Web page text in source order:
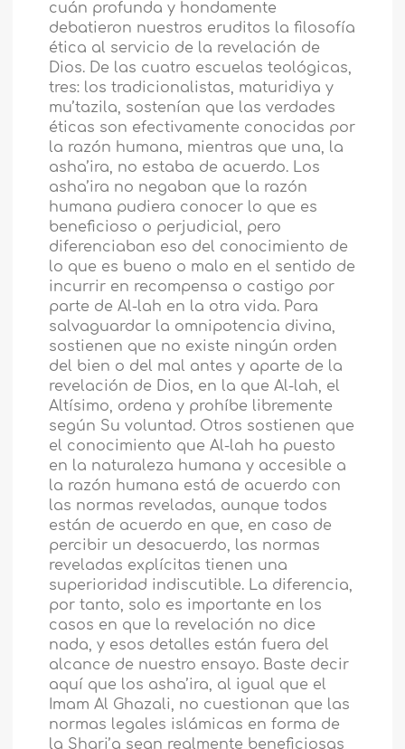
cuán profunda y hondamente
debatieron nuestros eruditos la filosofía
ética al servicio de la revelación de
Dios. De las cuatro escuelas teológicas,
tres: los tradicionalistas, maturidiya y
mu’tazila, sostenían que las verdades
éticas son efectivamente conocidas por
la razón humana, mientras que una, la
asha’ira, no estaba de acuerdo. Los
asha’ira no negaban que la razón
humana pudiera conocer lo que es
beneficioso o perjudicial, pero
diferenciaban eso del conocimiento de
lo que es bueno o malo en el sentido de
incurrir en recompensa o castigo por
parte de Al-lah en la otra vida. Para
salvaguardar la omnipotencia divina,
sostienen que no existe ningún orden
del bien o del mal antes y aparte de la
revelación de Dios, en la que Al-lah, el
Altísimo, ordena y prohíbe libremente
según Su voluntad. Otros sostienen que
el conocimiento que Al-lah ha puesto
en la naturaleza humana y accesible a
la razón humana está de acuerdo con
las normas reveladas, aunque todos
están de acuerdo en que, en caso de
percibir un desacuerdo, las normas
reveladas explícitas tienen una
superioridad indiscutible. La diferencia,
por tanto, solo es importante en los
casos en que la revelación no dice
nada, y esos detalles están fuera del
alcance de nuestro ensayo. Baste decir
aquí que los asha’ira, al igual que el
Imam Al Ghazali, no cuestionan que las
normas legales islámicas en forma de
la Shari’a sean realmente beneficiosas